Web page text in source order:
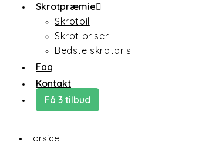
Skrotpræmie
Skrotbil
Skrot priser
Bedste skrotpris
Faq
Kontakt
Få 3 tilbud
Forside